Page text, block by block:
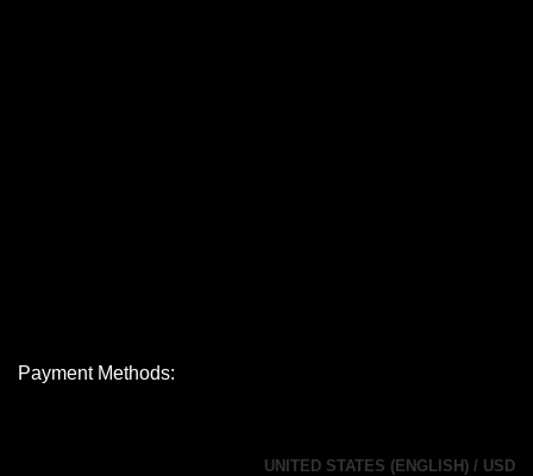
Payment Methods:
UNITED STATES (ENGLISH) / USD